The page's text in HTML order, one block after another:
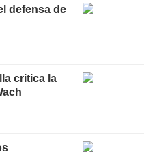
defensa de
critica la